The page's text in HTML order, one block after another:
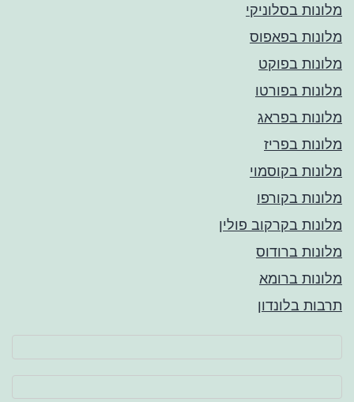
מלונות בסלוניקי
מלונות בפאפוס
מלונות בפוקט
מלונות בפורטו
מלונות בפראג
מלונות בפריז
מלונות בקוסמוי
מלונות בקורפו
מלונות בקרקוב פולין
מלונות ברודוס
מלונות ברומא
תרבות בלונדון